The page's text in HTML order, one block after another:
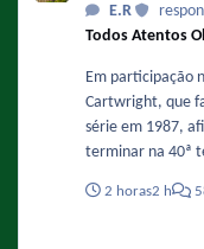
cinebiografia-de-
nos-cinemas-
E.R
Todos Atentos
Em participação
Cartwright, que
série em 1987,
terminar na 40ª
temporada, já
2 horas2 h